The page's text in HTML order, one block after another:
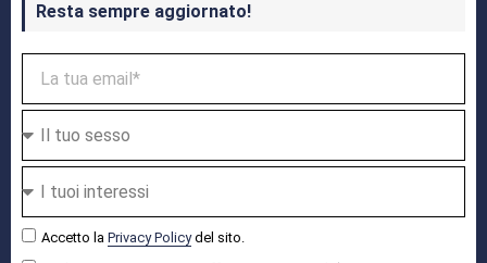
Resta sempre aggiornato!
Accetto la Privacy Policydel sito.